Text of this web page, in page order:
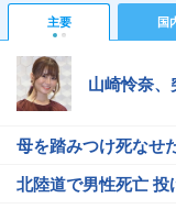
主要 国
山崎怜奈
母を踏みつけ死なせ
北陸道で男性死亡 投